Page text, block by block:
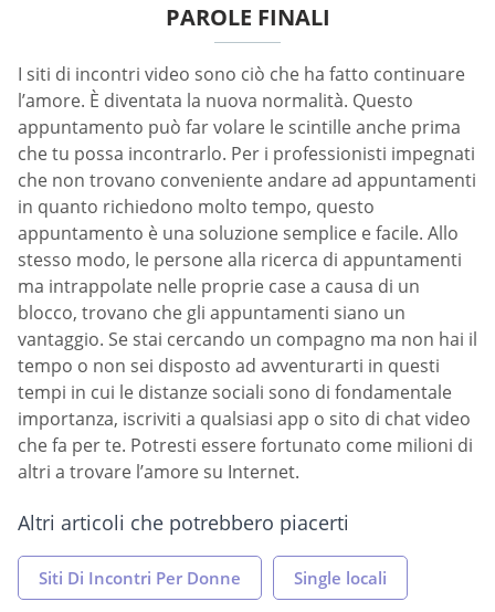
PAROLE FINALI
I siti di incontri video sono ciò che ha fatto continuare
l’amore. È diventata la nuova normalità. Questo
appuntamento può far volare le scintille anche prima
che tu possa incontrarlo. Per i professionisti impegnati
che non trovano conveniente andare ad appuntamenti
in quanto richiedono molto tempo, questo
appuntamento è una soluzione semplice e facile. Allo
stesso modo, le persone alla ricerca di appuntamenti
ma intrappolate nelle proprie case a causa di un
blocco, trovano che gli appuntamenti siano un
vantaggio. Se stai cercando un compagno ma non hai il
tempo o non sei disposto ad avventurarti in questi
tempi in cui le distanze sociali sono di fondamentale
importanza, iscriviti a qualsiasi app o sito di chat video
che fa per te. Potresti essere fortunato come milioni di
altri a trovare l’amore su Internet.
Altri articoli che potrebbero piacerti
Siti Di Incontri Per Donne Single locali